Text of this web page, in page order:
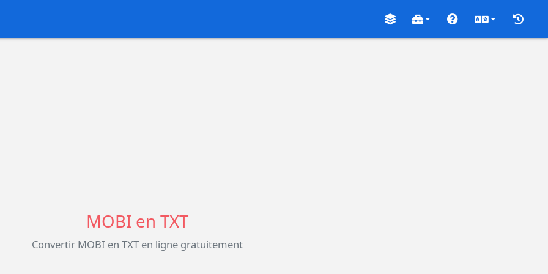
MOBI en TXT
Convertir MOBI en TXT en ligne gratuitement